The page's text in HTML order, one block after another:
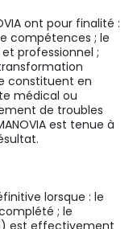
ont pour finalité :
compétences ; le
professionnel ;
constituent en
médical ou
de troubles
est tenue à
lorsque : le
; le
est effectivement